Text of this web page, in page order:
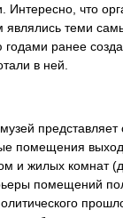
Интересно, что
являлись теми
годами ранее
в ней.
представляет
помещения
и жилых комнат
помещений